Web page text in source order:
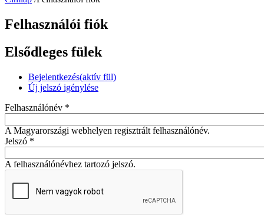
Felhasználói fiók
Elsődleges fülek
Bejelentkezés(aktív fül)
Új jelszó igénylése
Felhasználónév *
A Magyarországi webhelyen regisztrált felhasználónév.
Jelszó *
A felhasználónévhez tartozó jelszó.